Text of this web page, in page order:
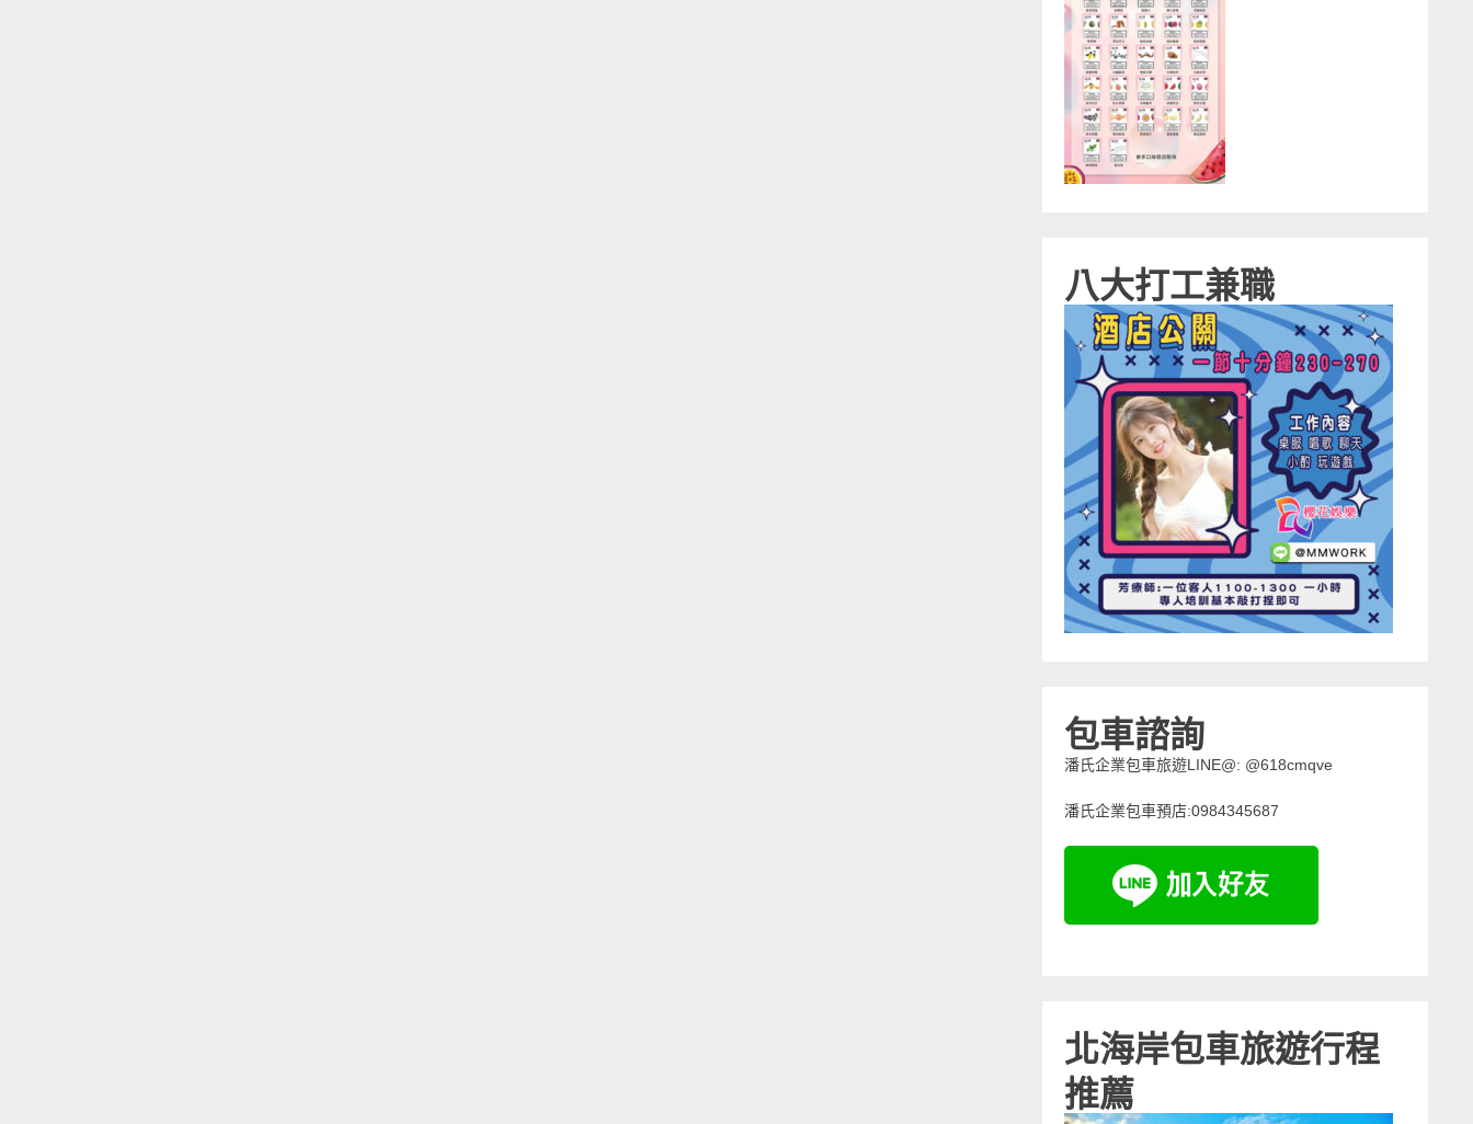
八大打工兼職
包車諮詢
潘氏企業包車旅遊LINE@: @618cmqve
潘氏企業包車預店:0984345687
北海岸包車旅遊行程
推薦